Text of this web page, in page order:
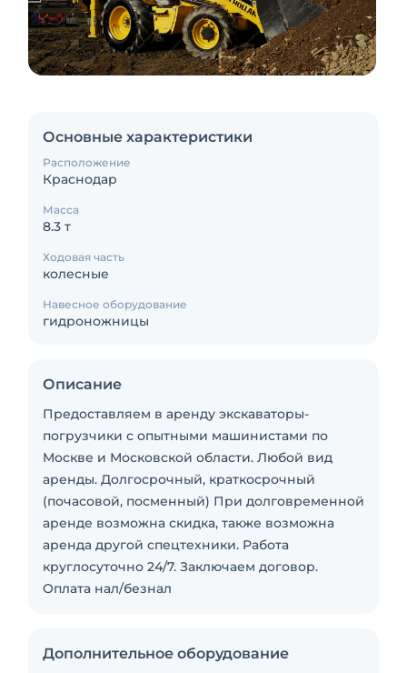
Основные характеристики
Расположение
Краснодар
Масса
8.3 т
Ходовая часть
колесные
Навесное оборудование
гидроножницы
Описание
Предоставляем в аренду экскаваторы-
погрузчики с опытными машинистами по
Москве и Московской области. Любой вид
аренды. Долгосрочный, краткосрочный
(почасовой, посменный) При долговременной
аренде возможна скидка, также возможна
аренда другой спецтехники. Работа
круглосуточно 24/7. Заключаем договор.
Оплата нал/безнал
Дополнительное оборудование